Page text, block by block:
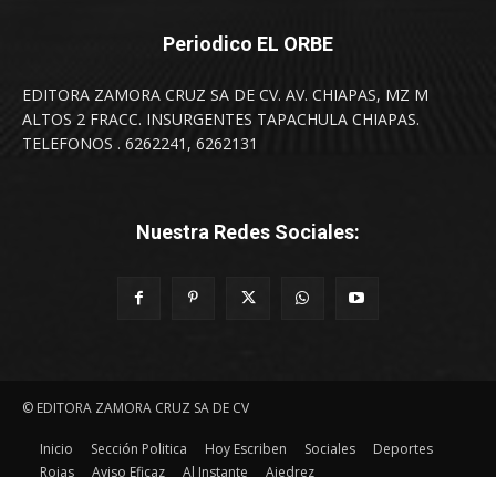
Periodico EL ORBE
EDITORA ZAMORA CRUZ SA DE CV. AV. CHIAPAS, MZ M
ALTOS 2 FRACC. INSURGENTES TAPACHULA CHIAPAS.
TELEFONOS . 6262241, 6262131
Nuestra Redes Sociales:
© EDITORA ZAMORA CRUZ SA DE CV
Inicio Sección Politica Hoy Escriben Sociales
Deportes
Rojas
Aviso Eficaz Al Instante Ajedrez